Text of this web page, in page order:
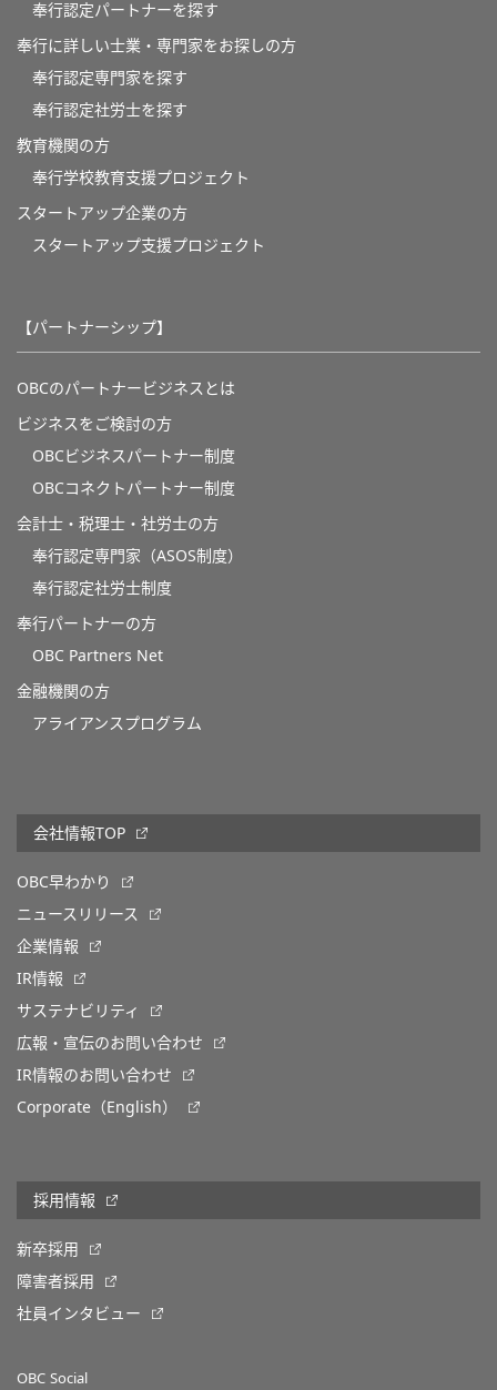
奉行認定パートナーを探す
奉行に詳しい士業・専門家をお探しの方
奉行認定専門家を探す
奉行認定社労士を探す
教育機関の方
奉⾏学校教育⽀援プロジェクト
スタートアップ企業の方
スタートアップ支援プロジェクト
【パートナーシップ】
OBCのパートナービジネスとは
ビジネスをご検討の方
OBCビジネスパートナー制度
OBCコネクトパートナー制度
会計士・税理士・社労士の方
奉行認定専門家（ASOS制度）
奉行認定社労士制度
奉行パートナーの方
OBC Partners Net
金融機関の方
アライアンスプログラム
会社情報TOP
OBC早わかり
ニュースリリース
企業情報
IR情報
サステナビリティ
広報・宣伝のお問い合わせ
IR情報のお問い合わせ
Corporate（English）
採用情報
新卒採用
障害者採用
社員インタビュー
OBC Social